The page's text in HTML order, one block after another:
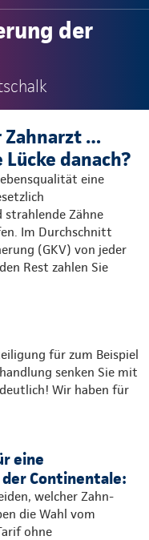
der
Zahnarzt …
danach?
eine
strahlende Zähne
Im Durchschnitt
(GKV) von jeder
Rest zahlen Sie
für zum Beispiel
senken Sie mit
Wir haben für
eine
Continentale:
welcher Zahn-
die Wahl vom
ohne